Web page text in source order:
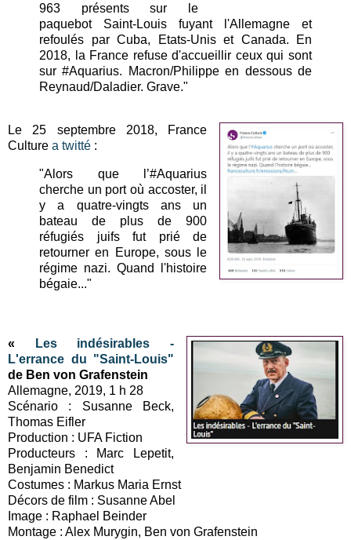
963 présents sur le
paquebot Saint-Louis fuyant l'Allemagne et
refoulés par Cuba, Etats-Unis et Canada. En
2018, la France refuse d'accueillir ceux qui sont
sur #Aquarius. Macron/Philippe en dessous de
Reynaud/Daladier. Grave."
Le 25 septembre 2018, France
Culture a twitté :
"Alors que l’#Aquarius
cherche un port où accoster, il
y a quatre-vingts ans un
bateau de plus de 900
réfugiés juifs fut prié de
retourner en Europe, sous le
régime nazi. Quand l'histoire
bégaie..."
«
Les indésirables -
L'errance du "Saint-Louis"
de Ben von Grafenstein
Allemagne, 2019, 1 h 28
Scénario : Susanne Beck,
Thomas Eifler
Production : UFA Fiction
Producteurs : Marc Lepetit,
Benjamin Benedict
Costumes : Markus Maria Ernst
Décors de film : Susanne Abel
Image : Raphael Beinder
Montage : Alex Murygin, Ben von Grafenstein